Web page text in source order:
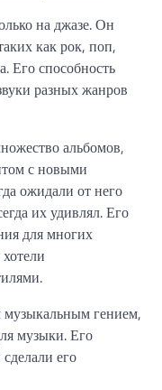
на джазе. Он
как рок, поп,
Его способность
разных жанров
альбомов,
с новыми
ожидали от него
их удивлял. Его
для многих
музыкальным гением,
музыки. Его
его